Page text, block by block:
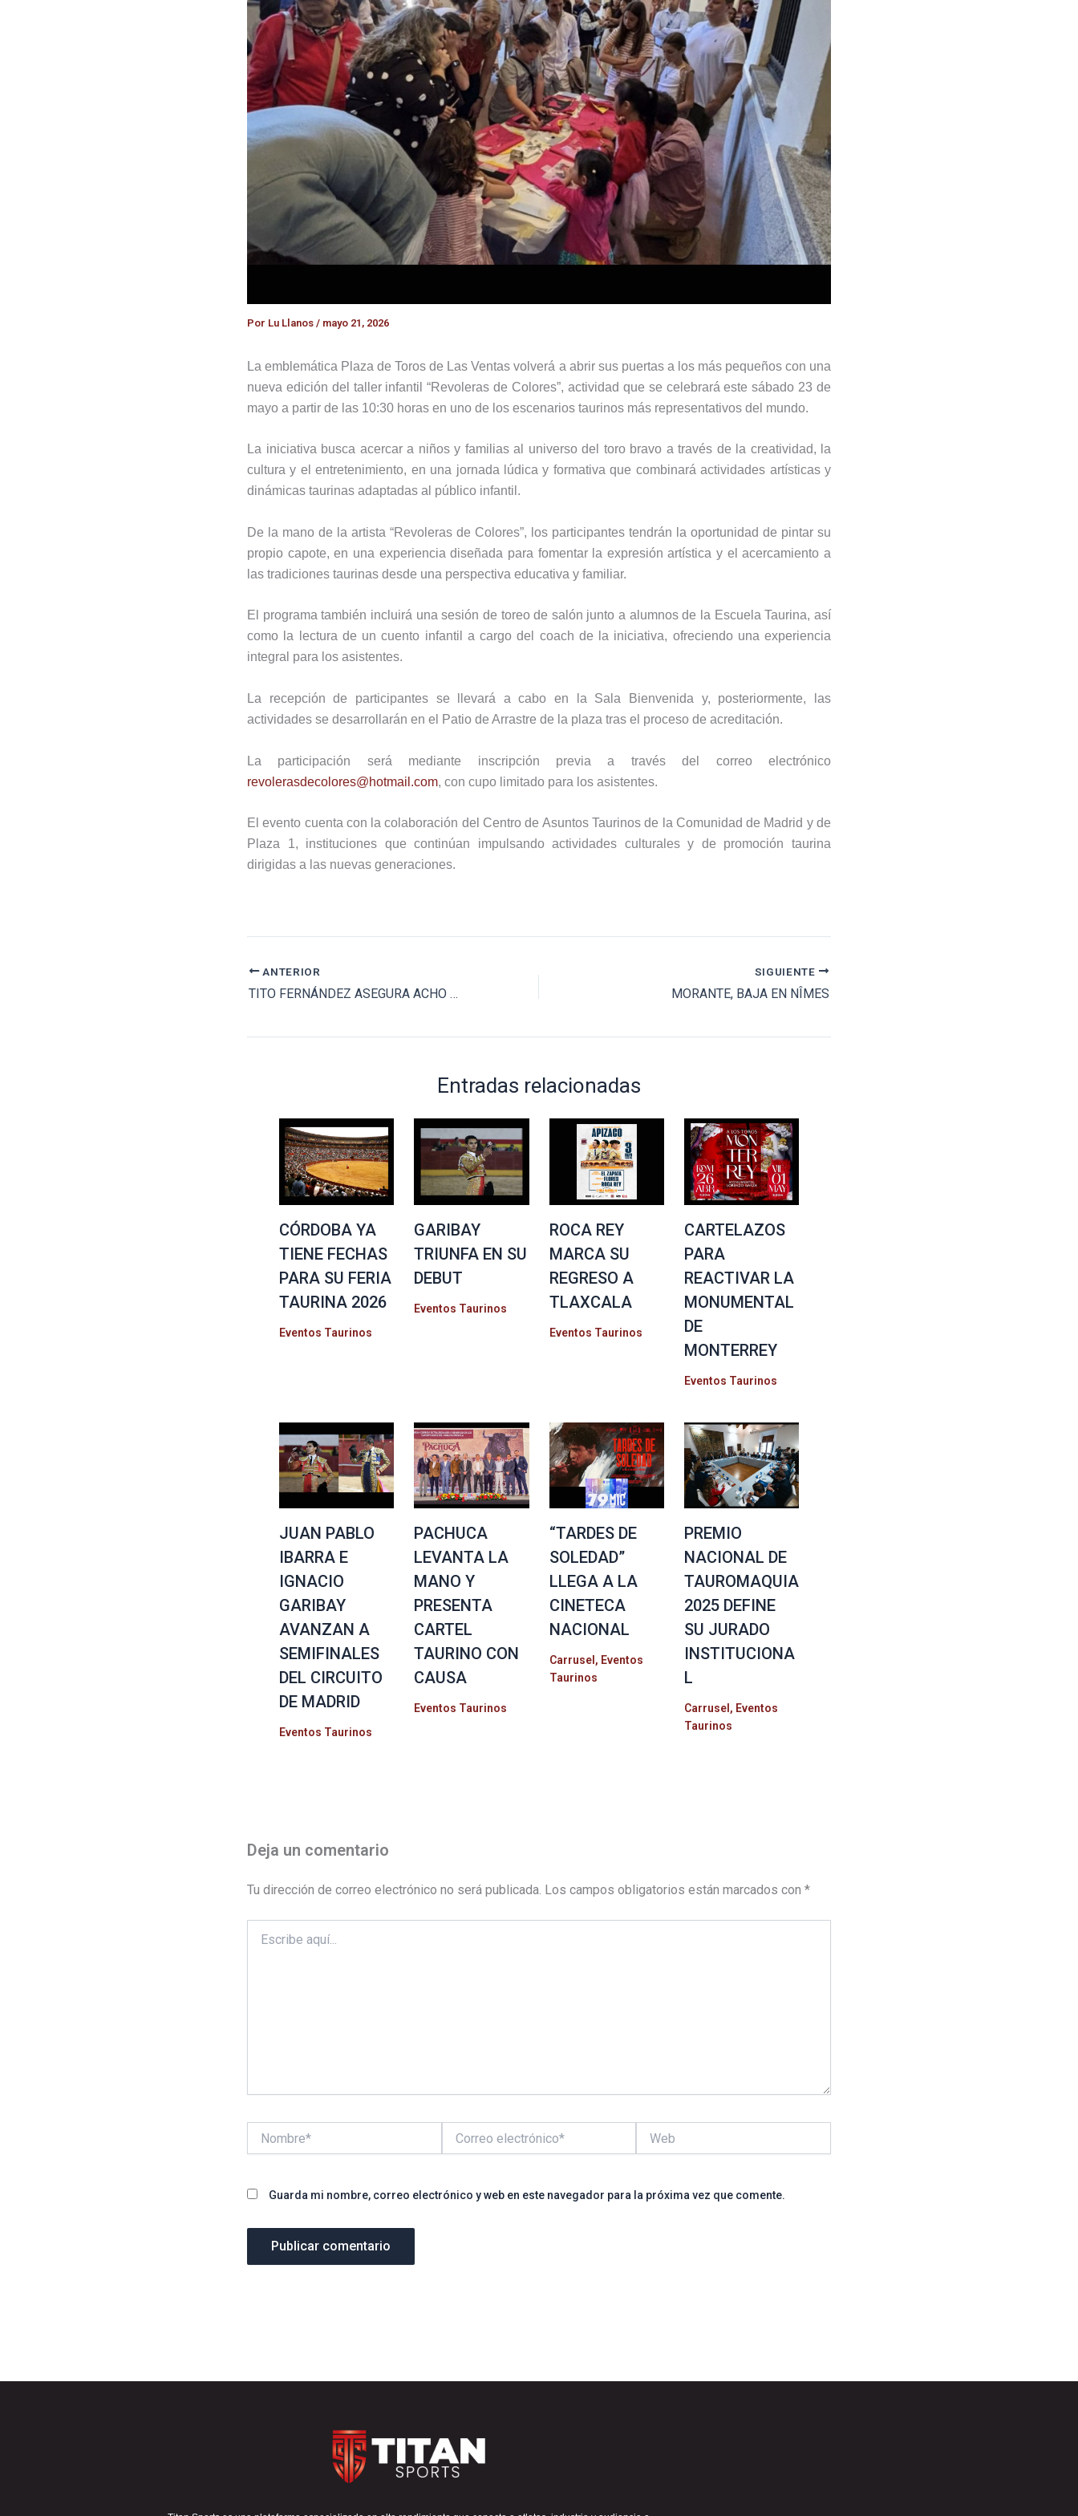
Por Lu Llanos / mayo 21, 2026
La emblemática Plaza de Toros de Las Ventas volverá a abrir sus puertas a los más pequeños con una
nueva edición del taller infantil “Revoleras de Colores”, actividad que se celebrará este sábado 23 de
mayo a partir de las 10:30 horas en uno de los escenarios taurinos más representativos del mundo.
La iniciativa busca acercar a niños y familias al universo del toro bravo a través de la creatividad, la
cultura y el entretenimiento, en una jornada lúdica y formativa que combinará actividades artísticas y
dinámicas taurinas adaptadas al público infantil.
De la mano de la artista “Revoleras de Colores”, los participantes tendrán la oportunidad de pintar su
propio capote, en una experiencia diseñada para fomentar la expresión artística y el acercamiento a
las tradiciones taurinas desde una perspectiva educativa y familiar.
El programa también incluirá una sesión de toreo de salón junto a alumnos de la Escuela Taurina, así
como la lectura de un cuento infantil a cargo del coach de la iniciativa, ofreciendo una experiencia
integral para los asistentes.
La recepción de participantes se llevará a cabo en la Sala Bienvenida y, posteriormente, las
actividades se desarrollarán en el Patio de Arrastre de la plaza tras el proceso de acreditación.
La participación será mediante inscripción previa a través del correo electrónico
revolerasdecolores@hotmail.com, con cupo limitado para los asistentes.
El evento cuenta con la colaboración del Centro de Asuntos Taurinos de la Comunidad de Madrid y de
Plaza 1, instituciones que continúan impulsando actividades culturales y de promoción taurina
dirigidas a las nuevas generaciones.
ANTERIOR
TITO FERNÁNDEZ ASEGURA ACHO HASTA 2028
SIGUIENTE
MORANTE, BAJA EN NÎMES
Entradas relacionadas
CÓRDOBA YA
TIENE FECHAS
PARA SU FERIA
TAURINA 2026
Eventos Taurinos
GARIBAY
TRIUNFA EN SU
DEBUT
Eventos Taurinos
ROCA REY
MARCA SU
REGRESO A
TLAXCALA
Eventos Taurinos
CARTELAZOS
PARA
REACTIVAR LA
MONUMENTAL
DE
MONTERREY
Eventos Taurinos
JUAN PABLO
IBARRA E
IGNACIO
GARIBAY
AVANZAN A
SEMIFINALES
DEL CIRCUITO
DE MADRID
Eventos Taurinos
PACHUCA
LEVANTA LA
MANO Y
PRESENTA
CARTEL
TAURINO CON
CAUSA
Eventos Taurinos
“TARDES DE
SOLEDAD”
LLEGA A LA
CINETECA
NACIONAL
Carrusel , Eventos
Taurinos
PREMIO
NACIONAL DE
TAUROMAQUIA
2025 DEFINE
SU JURADO
INSTITUCIONA
L
Carrusel , Eventos
Taurinos
Deja un comentario
Tu dirección de correo electrónico no será publicada. Los campos obligatorios están marcados con *
aquí...
electrónico*
Guarda mi nombre, correo electrónico y web en este navegador para la próxima vez que comente.